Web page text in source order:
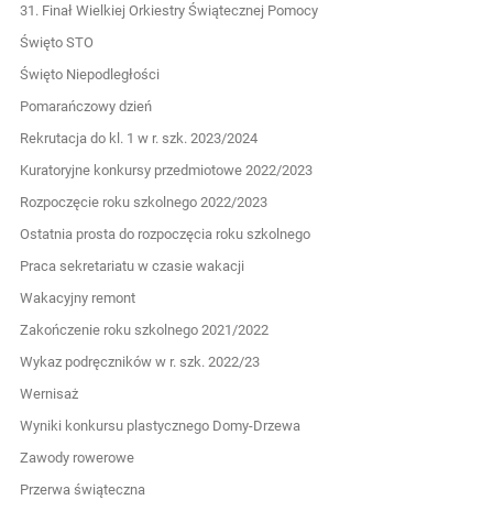
31. Finał Wielkiej Orkiestry Świątecznej Pomocy
Święto STO
Święto Niepodległości
Pomarańczowy dzień
Rekrutacja do kl. 1 w r. szk. 2023/2024
Kuratoryjne konkursy przedmiotowe 2022/2023
Rozpoczęcie roku szkolnego 2022/2023
Ostatnia prosta do rozpoczęcia roku szkolnego
Praca sekretariatu w czasie wakacji
Wakacyjny remont
Zakończenie roku szkolnego 2021/2022
Wykaz podręczników w r. szk. 2022/23
Wernisaż
Wyniki konkursu plastycznego Domy-Drzewa
Zawody rowerowe
Przerwa świąteczna